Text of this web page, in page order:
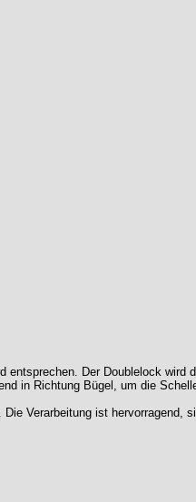
Der Doublelock wird
in Richtung Bügel, um die
Verarbeitung ist hervorragend,